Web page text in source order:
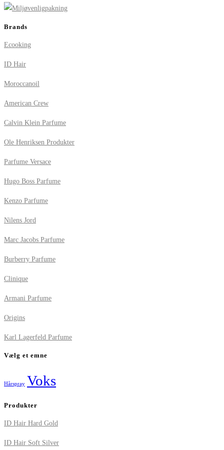
Brands
Ecooking
ID Hair
Moroccanoil
American Crew
Calvin Klein Parfume
Ole Henriksen Produkter
Parfume Versace
Hugo Boss Parfume
Kenzo Parfume
Nilens Jord
Marc Jacobs Parfume
Burberry Parfume
Clinique
Armani Parfume
Origins
Karl Lagerfeld Parfume
Vælg et emne
Hårspray Voks
Produkter
ID Hair Hard Gold
ID Hair Soft Silver